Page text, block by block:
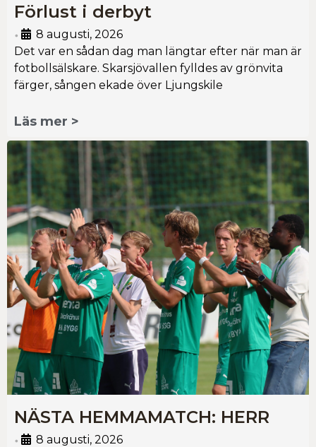
Förlust i derbyt
•
8 augusti, 2026
Det var en sådan dag man längtar efter när man är
fotbollsälskare. Skarsjövallen fylldes av grönvita
färger, sången ekade över Ljungskile
Läs mer >
NÄSTA HEMMAMATCH: HERR
•
8 augusti, 2026